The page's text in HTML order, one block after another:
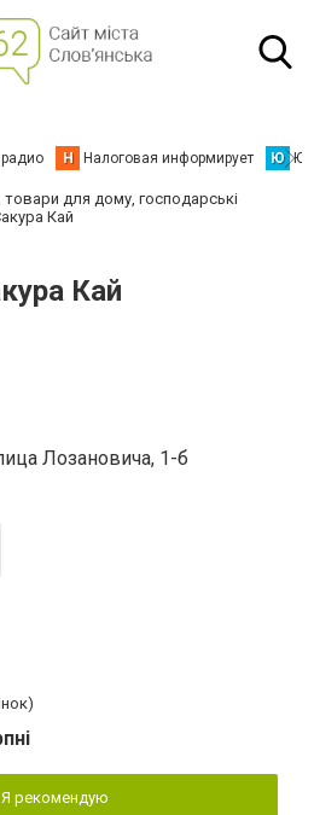
Н Налоговая информирует Ю
для дому, господарські
Кай
Кай
Лозановича, 1-б
Я рекомендую